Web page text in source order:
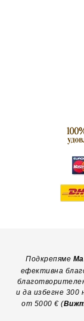
Подкрепяме
ефективна
и да избегне
от 5000 € (